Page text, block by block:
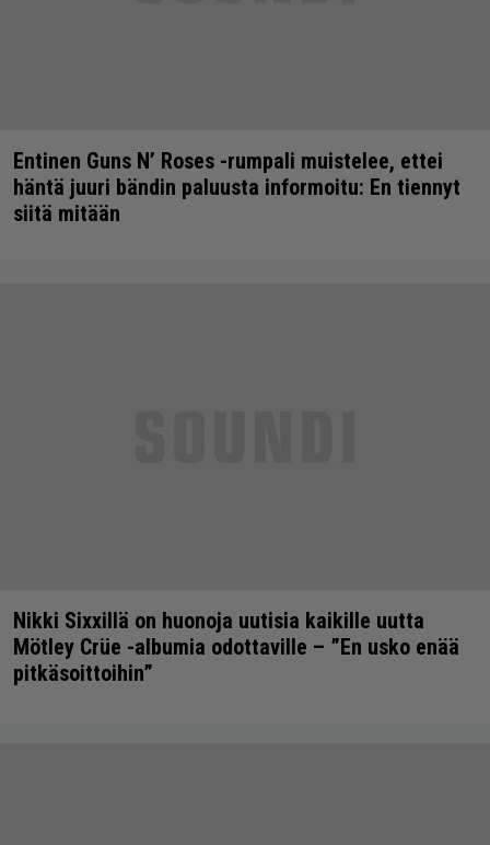
Entinen Guns N’ Roses -rumpali muistelee, ettei
häntä juuri bändin paluusta informoitu: En tiennyt
siitä mitään
Nikki Sixxillä on huonoja uutisia kaikille uutta
Mötley Crüe -albumia odottaville – ”En usko enää
pitkäsoittoihin”